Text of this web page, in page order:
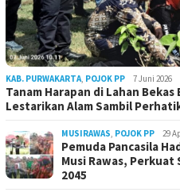
KAB. PURWAKARTA, POJOK PP 7 Juni 2026
Tanam Harapan di Lahan
Lestarikan Alam Sambil
MUSIRAWAS, POJOK PP 29
Pemuda Pancasila
Musi Rawas, Perkuat
2045